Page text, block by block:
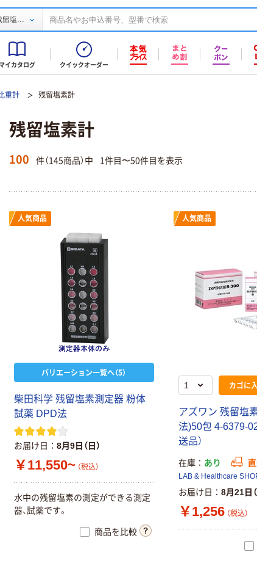
留塩...
マイカタログ クイックオーダー
重計 残留塩素計
残留塩素計
100 件（145商品）中 1件目〜50件目を表示
人気商品
バリエーション一覧へ（5）
柴田科学 残留塩素測定器 粉体
試薬 DPD法
お届け日 8月9日（日）
￥11,550~ （税込）
水中の残留塩素の測定ができる測定
器、試薬です。
商品を比較
人気商品
カゴに
アズワン 残留塩
法)50包 4-6379-
送品）
在庫 あり
LAB & Healthcare
お届け日 8月21日
￥1,256 （税込）